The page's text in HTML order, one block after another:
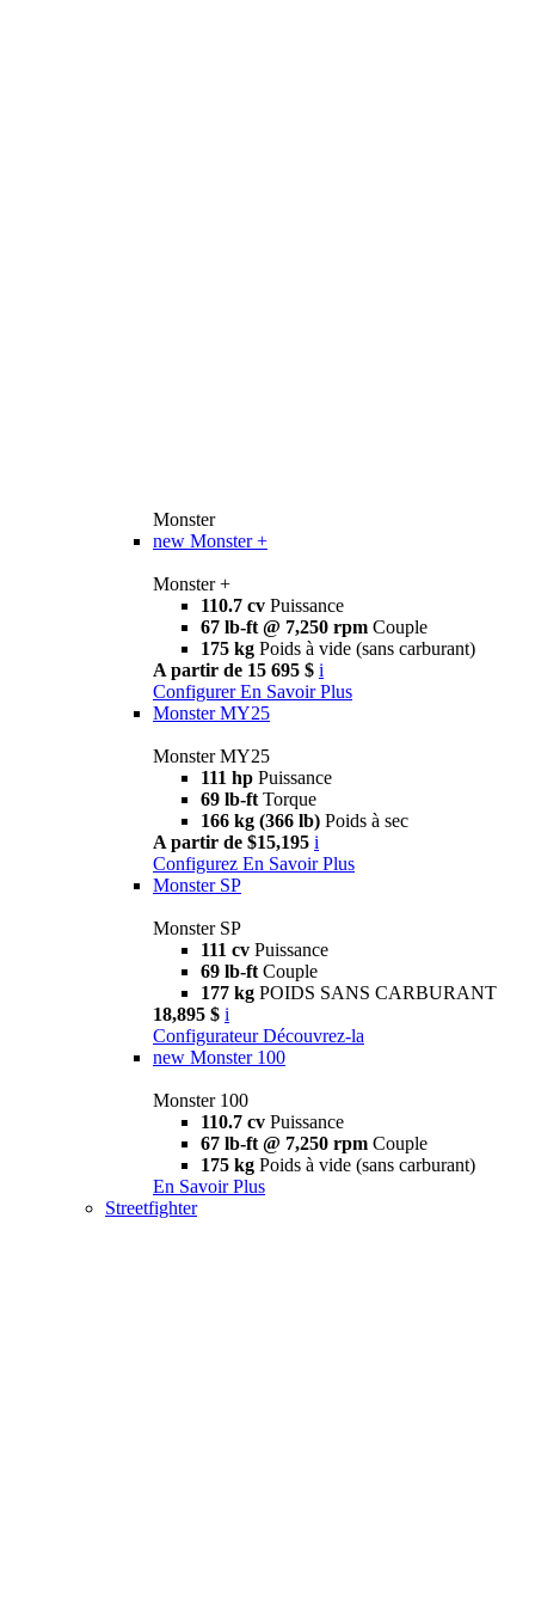
Monster
new Monster +
Monster +
110.7 cv Puissance
67 lb-ft @ 7,250 rpm Couple
175 kg Poids à vide (sans carburant)
A partir de 15 695 $ i
Configurer En Savoir Plus
Monster MY25
Monster MY25
111 hp Puissance
69 lb-ft Torque
166 kg (366 lb) Poids à sec
A partir de $15,195 i
Configurez En Savoir Plus
Monster SP
Monster SP
111 cv Puissance
69 lb-ft Couple
177 kg POIDS SANS CARBURANT
18,895 $ i
Configurateur Découvrez-la
new Monster 100
Monster 100
110.7 cv Puissance
67 lb-ft @ 7,250 rpm Couple
175 kg Poids à vide (sans carburant)
En Savoir Plus
Streetfighter